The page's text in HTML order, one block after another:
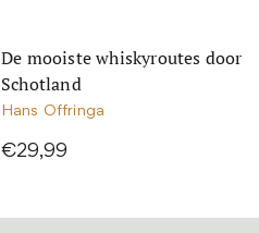
De mooiste whiskyroutes door
Schotland
Hans Offringa
€29,99